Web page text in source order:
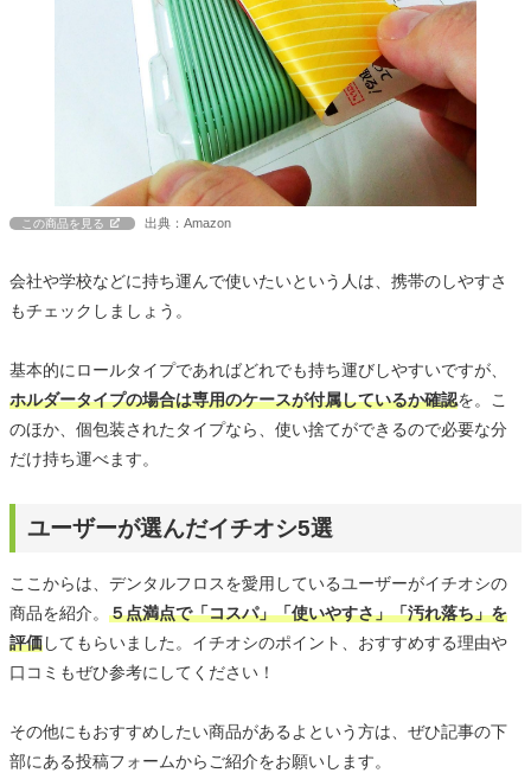
この商品を見る 出典：Amazon
会社や学校などに持ち運んで使いたいという人は、携帯のしやすさ
もチェックしましょう。
基本的にロールタイプであればどれでも持ち運びしやすいですが、
ホルダータイプの場合は専用のケースが付属しているか確認を。こ
のほか、個包装されたタイプなら、使い捨てができるので必要な分
だけ持ち運べます。
ユーザーが選んだイチオシ5選
ここからは、デンタルフロスを愛用しているユーザーがイチオシの
商品を紹介。 ５点満点で「コスパ」「使いやすさ」「汚れ落ち」を
評価してもらいました。イチオシのポイント、おすすめする理由や
口コミもぜひ参考にしてください！
その他にもおすすめしたい商品があるよという方は、ぜひ記事の下
部にある投稿フォームからご紹介をお願いします。